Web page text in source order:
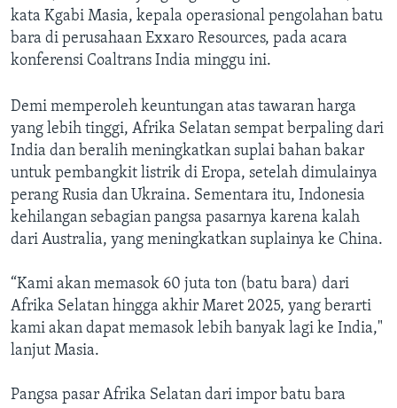
kata Kgabi Masia, kepala operasional pengolahan batu
bara di perusahaan Exxaro Resources, pada acara
konferensi Coaltrans India minggu ini.
Demi memperoleh keuntungan atas tawaran harga
yang lebih tinggi, Afrika Selatan sempat berpaling dari
India dan beralih meningkatkan suplai bahan bakar
untuk pembangkit listrik di Eropa, setelah dimulainya
perang Rusia dan Ukraina. Sementara itu, Indonesia
kehilangan sebagian pangsa pasarnya karena kalah
dari Australia, yang meningkatkan suplainya ke China.
“Kami akan memasok 60 juta ton (batu bara) dari
Afrika Selatan hingga akhir Maret 2025, yang berarti
kami akan dapat memasok lebih banyak lagi ke India,"
lanjut Masia.
Pangsa pasar Afrika Selatan dari impor batu bara